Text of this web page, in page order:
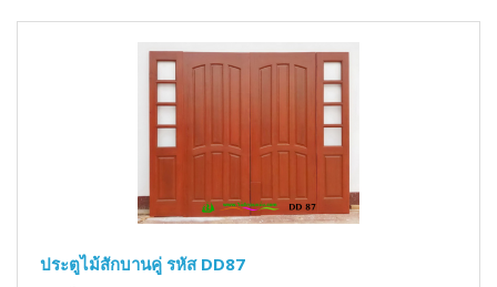
ประตูไม้สักบานคู่ รหัส DD87